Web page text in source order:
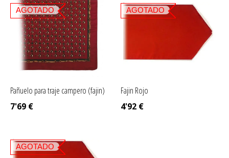
Pañuelo para traje campero (fajin)
7'69 €
AGOTADO
Fajin Rojo
4'92 €
AGOTADO
AGOTADO